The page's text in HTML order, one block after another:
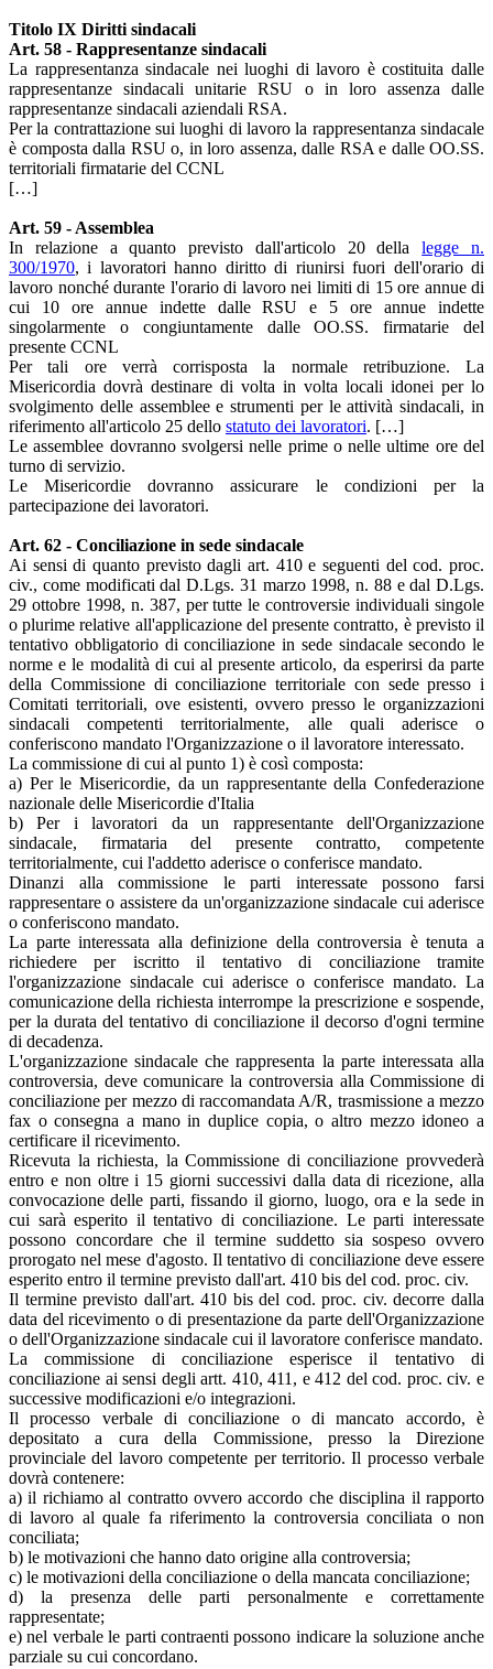
Titolo IX Diritti sindacali
Art. 58 - Rappresentanze sindacali
La rappresentanza sindacale nei luoghi di lavoro è costituita dalle
rappresentanze sindacali unitarie RSU o in loro assenza dalle
rappresentanze sindacali aziendali RSA.
Per la contrattazione sui luoghi di lavoro la rappresentanza sindacale
è composta dalla RSU o, in loro assenza, dalle RSA e dalle OO.SS.
territoriali firmatarie del CCNL
[…]
Art. 59 - Assemblea
In relazione a quanto previsto dall'articolo 20 dellalegge n.
300/1970, i lavoratori hanno diritto di riunirsi fuori dell'orario di
lavoro nonché durante l'orario di lavoro nei limiti di 15 ore annue di
cui 10 ore annue indette dalle RSU e 5 ore annue indette
singolarmente o congiuntamente dalle OO.SS. firmatarie del
presente CCNL
Per tali ore verrà corrisposta la normale retribuzione. La
Misericordia dovrà destinare di volta in volta locali idonei per lo
svolgimento delle assemblee e strumenti per le attività sindacali, in
riferimento all'articolo 25 dello statuto dei lavoratori. […]
Le assemblee dovranno svolgersi nelle prime o nelle ultime ore del
turno di servizio.
Le Misericordie dovranno assicurare le condizioni per la
partecipazione dei lavoratori.
Art. 62 - Conciliazione in sede sindacale
Ai sensi di quanto previsto dagli art. 410 e seguenti del cod. proc.
civ., come modificati dal D.Lgs. 31 marzo 1998, n. 88 e dal D.Lgs.
29 ottobre 1998, n. 387, per tutte le controversie individuali singole
o plurime relative all'applicazione del presente contratto, è previsto il
tentativo obbligatorio di conciliazione in sede sindacale secondo le
norme e le modalità di cui al presente articolo, da esperirsi da parte
della Commissione di conciliazione territoriale con sede presso i
Comitati territoriali, ove esistenti, ovvero presso le organizzazioni
sindacali competenti territorialmente, alle quali aderisce o
conferiscono mandato l'Organizzazione o il lavoratore interessato.
La commissione di cui al punto 1) è così composta:
a) Per le Misericordie, da un rappresentante della Confederazione
nazionale delle Misericordie d'Italia
b) Per i lavoratori da un rappresentante dell'Organizzazione
sindacale, firmataria del presente contratto, competente
territorialmente, cui l'addetto aderisce o conferisce mandato.
Dinanzi alla commissione le parti interessate possono farsi
rappresentare o assistere da un'organizzazione sindacale cui aderisce
o conferiscono mandato.
La parte interessata alla definizione della controversia è tenuta a
richiedere per iscritto il tentativo di conciliazione tramite
l'organizzazione sindacale cui aderisce o conferisce mandato. La
comunicazione della richiesta interrompe la prescrizione e sospende,
per la durata del tentativo di conciliazione il decorso d'ogni termine
di decadenza.
L'organizzazione sindacale che rappresenta la parte interessata alla
controversia, deve comunicare la controversia alla Commissione di
conciliazione per mezzo di raccomandata A/R, trasmissione a mezzo
fax o consegna a mano in duplice copia, o altro mezzo idoneo a
certificare il ricevimento.
Ricevuta la richiesta, la Commissione di conciliazione provvederà
entro e non oltre i 15 giorni successivi dalla data di ricezione, alla
convocazione delle parti, fissando il giorno, luogo, ora e la sede in
cui sarà esperito il tentativo di conciliazione. Le parti interessate
possono concordare che il termine suddetto sia sospeso ovvero
prorogato nel mese d'agosto. Il tentativo di conciliazione deve essere
esperito entro il termine previsto dall'art. 410 bis del cod. proc. civ.
Il termine previsto dall'art. 410 bis del cod. proc. civ. decorre dalla
data del ricevimento o di presentazione da parte dell'Organizzazione
o dell'Organizzazione sindacale cui il lavoratore conferisce mandato.
La commissione di conciliazione esperisce il tentativo di
conciliazione ai sensi degli artt. 410, 411, e 412 del cod. proc. civ. e
successive modificazioni e/o integrazioni.
Il processo verbale di conciliazione o di mancato accordo, è
depositato a cura della Commissione, presso la Direzione
provinciale del lavoro competente per territorio. Il processo verbale
dovrà contenere:
a) il richiamo al contratto ovvero accordo che disciplina il rapporto
di lavoro al quale fa riferimento la controversia conciliata o non
conciliata;
b) le motivazioni che hanno dato origine alla controversia;
c) le motivazioni della conciliazione o della mancata conciliazione;
d) la presenza delle parti personalmente e correttamente
rappresentate;
e) nel verbale le parti contraenti possono indicare la soluzione anche
parziale su cui concordano.